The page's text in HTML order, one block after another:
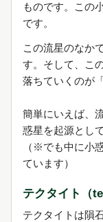
ものです。この
です。
この流星のなか
す。そして、こ
落ちていくのが
簡単にいえば、
惑星を起源とし
（※でも中に小
ています）
テクタイト（
テクタイトは隕